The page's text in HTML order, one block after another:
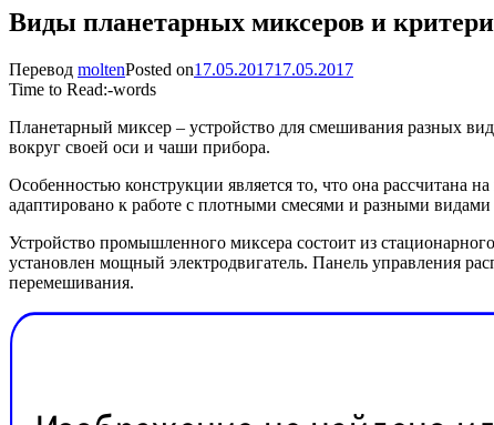
Виды планетарных миксеров и
Перевод moltenPosted on17.05.201717.05.2017
Time to Read:-words
Планетарный миксер – устройство для смешивания разных
вокруг своей оси и чаши прибора.
Особенностью конструкции является то, что она
адаптировано к работе с плотными смесями и разными видами
Устройство промышленного миксера состоит из
установлен мощный электродвигатель. Панель управления
перемешивания.